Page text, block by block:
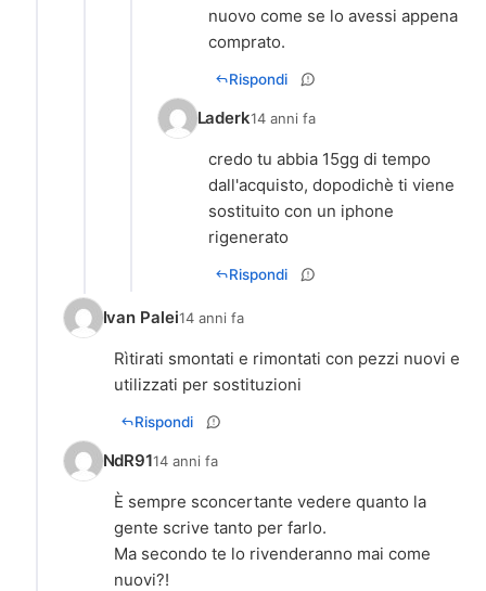
nuovo come se lo avessi appena
comprato.
Rispondi
Laderk14 anni fa
credo tu abbia 15gg di tempo
dall'acquisto, dopodichè ti viene
sostituito con un iphone
rigenerato
Rispondi
Ivan Palei14 anni fa
Rìtirati smontati e rimontati con pezzi nuovi e
utilizzati per sostituzioni
Rispondi
NdR9114 anni fa
È sempre sconcertante vedere quanto la
gente scrive tanto per farlo.
Ma secondo te lo rivenderanno mai come
nuovi?!